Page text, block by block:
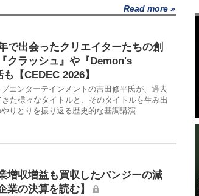
Read more
で出会ったクリエイターたちの創
クラッシュ』や『Demon's
【CEDEC 2026】
エンターテインメントの吉田修平氏が、過去
た様々なタイトルと、そのタイトルを生み出
りとりを振り返る歴史的な基調講演
増収増益も買収したバンジーの減
業の決算を読む】